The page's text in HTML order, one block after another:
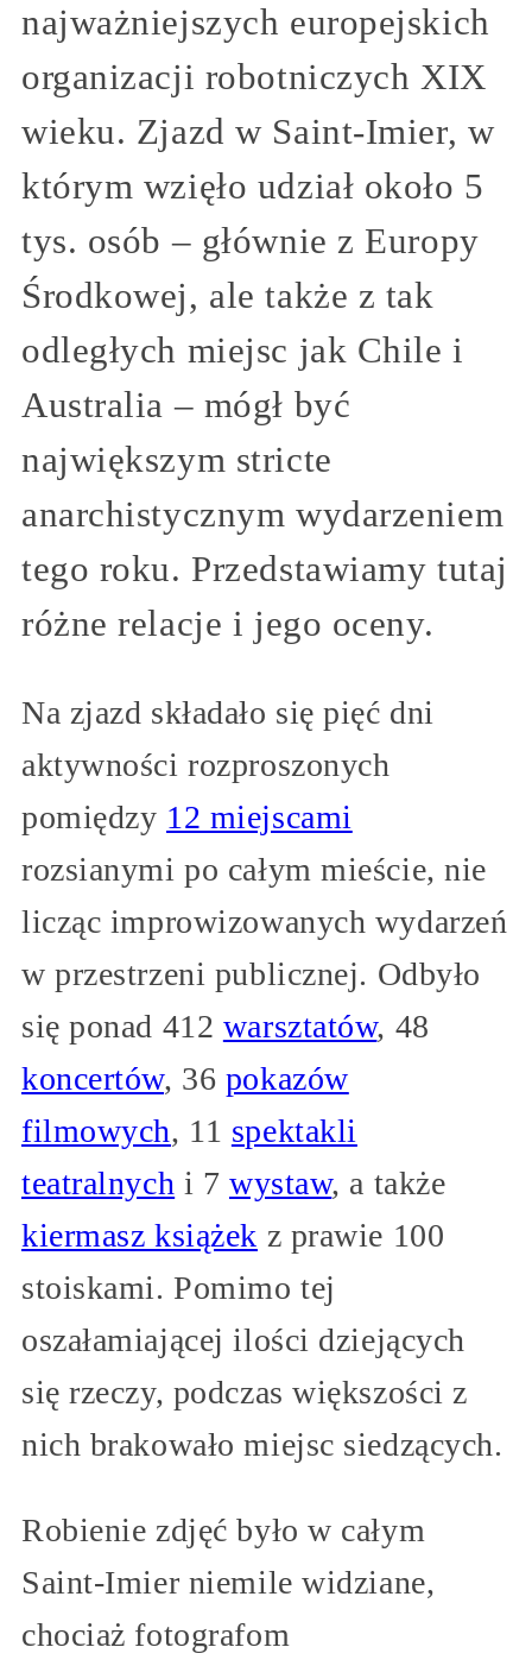
najważniejszych europejskich
organizacji robotniczych XIX
wieku. Zjazd w Saint-Imier, w
którym wzięło udział około 5
tys. osób – głównie z Europy
Środkowej, ale także z tak
odległych miejsc jak Chile i
Australia – mógł być
największym stricte
anarchistycznym wydarzeniem
tego roku. Przedstawiamy tutaj
różne relacje i jego oceny.
Na zjazd składało się pięć dni
aktywności rozproszonych
pomiędzy 12 miejscami
rozsianymi po całym mieście, nie
licząc improwizowanych wydarzeń
w przestrzeni publicznej. Odbyło
się ponad 412 warsztatów, 48
koncertów, 36 pokazów
filmowych, 11 spektakli
teatralnych i 7 wystaw, a także
kiermasz książek z prawie 100
stoiskami. Pomimo tej
oszałamiającej ilości dziejących
się rzeczy, podczas większości z
nich brakowało miejsc siedzących.
Robienie zdjęć było w całym
Saint-Imier niemile widziane,
chociaż fotografom